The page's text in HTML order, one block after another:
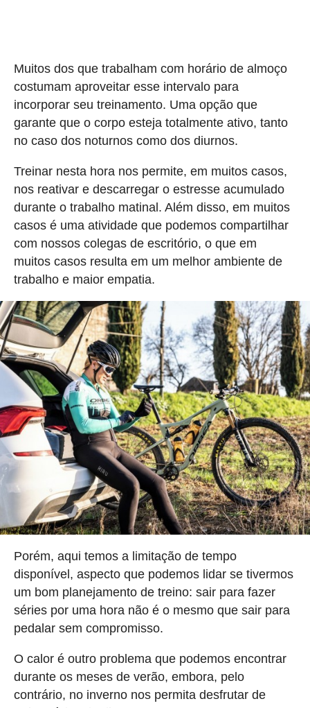
Muitos dos que trabalham com horário de almoço
costumam aproveitar esse intervalo para
incorporar seu treinamento. Uma opção que
garante que o corpo esteja totalmente ativo, tanto
no caso dos noturnos como dos diurnos.
Treinar nesta hora nos permite, em muitos casos,
nos reativar e descarregar o estresse acumulado
durante o trabalho matinal. Além disso, em muitos
casos é uma atividade que podemos compartilhar
com nossos colegas de escritório, o que em
muitos casos resulta em um melhor ambiente de
trabalho e maior empatia.
Porém, aqui temos a limitação de tempo
disponível, aspecto que podemos lidar se tivermos
um bom planejamento de treino: sair para fazer
séries por uma hora não é o mesmo que sair para
pedalar sem compromisso.
O calor é outro problema que podemos encontrar
durante os meses de verão, embora, pelo
contrário, no inverno nos permita desfrutar de